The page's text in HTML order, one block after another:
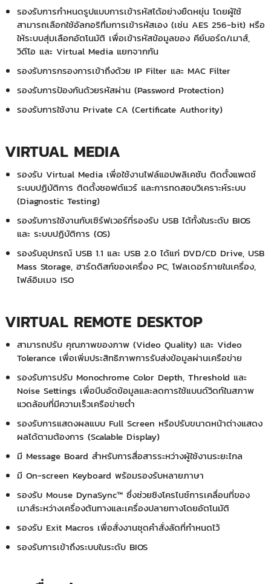
รองรับการกำหนดรูปแบบการเข้ารหัสได้อย่างยืดหยุ่น โดยผู้ใช้
สามารถเลือกใช้อัลกอริทึมการเข้ารหัสเอง (เช่น AES 256-bit) หรือ
ให้ระบบสุ่มเลือกอัตโนมัติ เพื่อเข้ารหัสข้อมูลของ คีย์บอร์ด/เมาส์,
วิดีโอ และ Virtual Media แยกจากกัน
รองรับการกรองการเข้าถึงด้วย IP Filter และ MAC Filter
รองรับการป้องกันด้วยรหัสผ่าน (Password Protection)
รองรับการใช้งาน Private CA (Certificate Authority)
VIRTUAL MEDIA
รองรับ Virtual Media เพื่อใช้งานไฟล์แอปพลิเคชัน ติดตั้งแพตช์
ระบบปฏิบัติการ ติดตั้งซอฟต์แวร์ และการทดสอบวิเคราะห์ระบบ
(Diagnostic Testing)
รองรับการใช้งานกับเซิร์ฟเวอร์ที่รองรับ USB ได้ทั้งในระดับ BIOS
และ ระบบปฏิบัติการ (OS)
รองรับอุปกรณ์ USB 1.1 และ USB 2.0 ได้แก่ DVD/CD Drive, USB
Mass Storage, ฮาร์ดดิสก์ของเครื่อง PC, โฟลเดอร์ภายในเครื่อง,
ไฟล์อิมเมจ ISO
VIRTUAL REMOTE DESKTOP
สามารถปรับ คุณภาพของภาพ (Video Quality) และ Video
Tolerance เพื่อเพิ่มประสิทธิภาพการรับส่งข้อมูลผ่านเครือข่าย
รองรับการปรับ Monochrome Color Depth, Threshold และ
Noise Settings เพื่อบีบอัดข้อมูลและลดการใช้แบนด์วิดท์ในสภาพ
แวดล้อมที่มีความเร็วเครือข่ายต่ำ
รองรับการแสดงผลแบบ Full Screen หรือปรับขนาดหน้าต่างแสดง
ผลได้ตามต้องการ (Scalable Display)
มี Message Board สำหรับการสื่อสารระหว่างผู้ใช้งานระยะไกล
มี On-screen Keyboard พร้อมรองรับหลายภาษา
รองรับ Mouse DynaSync™ ซึ่งช่วยซิงโครไนซ์การเคลื่อนที่ของ
เมาส์ระหว่างเครื่องต้นทางและเครื่องปลายทางโดยอัตโนมัติ
รองรับ Exit Macros เพื่อสั่งงานชุดคำสั่งลัดที่กำหนดไว้
รองรับการเข้าถึงระบบในระดับ BIOS